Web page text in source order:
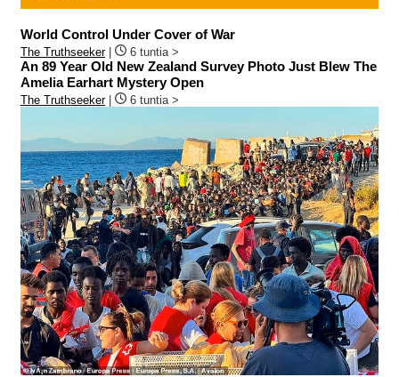
World Control Under Cover of War
The Truthseeker| 6 tuntia >
An 89 Year Old New Zealand Survey Photo Just Blew The
Amelia Earhart Mystery Open
The Truthseeker| 6 tuntia >